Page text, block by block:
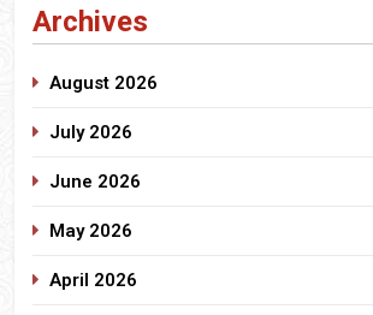
Archives
August 2026
July 2026
June 2026
May 2026
April 2026